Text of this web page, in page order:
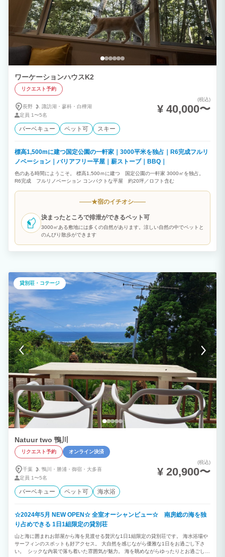
ワーケーションハウスK2
リクエスト予約
長野 諏訪湖・ 蓼科・ 白樺湖
定員 1〜5名
(税込)
¥ 40,000〜
バーベキュー ペット可 スキー
標高1,500mに建つ国定公園の一軒家｜3000平米を独占｜R6完成フルリ
ノベーション｜バリアフリー平屋｜薪ストーブ｜BBQ｜
色のある時間にようこそ。 標高1,500ｍに建つ 国定公園の一軒家 3000㎡を独占。
R6完成 フルリノベーション コンパクトな平屋 約20坪／ロフト含む
★宿のイチオシ
決まったところで排泄ができるペット可
3000㎡ある敷地には多くの自然があります。涼しい自然の中でペットと
のんびり散歩ができます
貸別荘・コテージ
Natuur two 鴨川
リクエスト予約 オンライン決済
千葉 鴨川・ 勝浦・ 御宿・ 大多喜
定員 1〜5名
(税込)
¥ 20,900〜
バーベキュー ペット可 海水浴
☆2024年5月 NEW OPEN☆ 全室オーシャンビュー☆ 南房総の海を独
り占めできる 1日1組限定の貸別荘
山と海に囲まれお部屋から海を見渡せる贅沢な1日1組限定の貸別荘です。 海水浴場や
サーフィンのスポットも好アクセス。 大自然を感じながら優雅な1日をお過ごし下さ
い。 シックな内装で落ち着いた雰囲気が魅力。 海を眺めながらゆったりとお過ごしい